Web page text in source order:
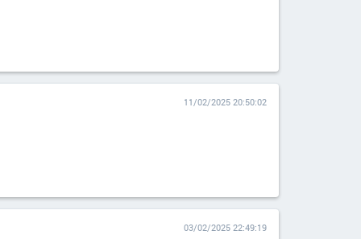
11/02/2025 20:50:02
03/02/2025 22:49:19